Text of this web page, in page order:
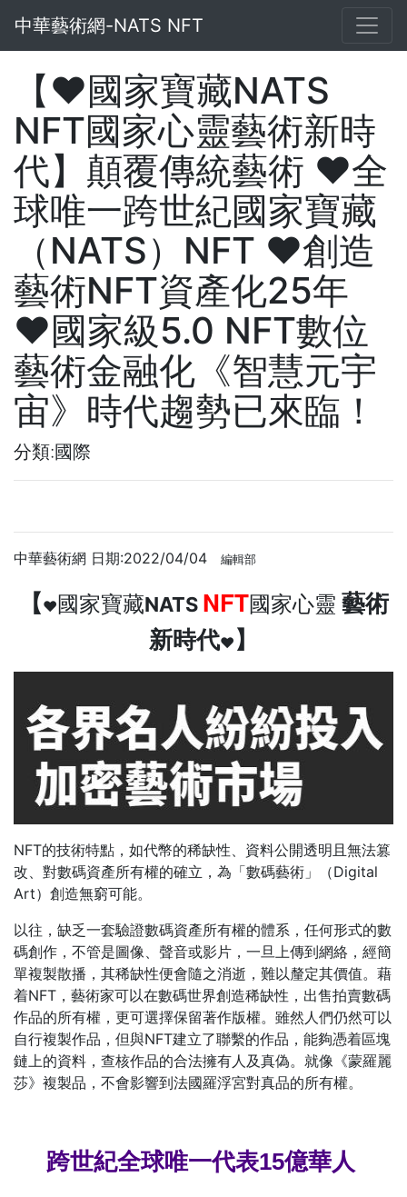
中華藝術網-NATS NFT
【❤️國家寶藏NATS
NFT國家心靈藝術新時
代】顛覆傳統藝術 ❤️全
球唯一跨世紀國家寶藏
（NATS）NFT ❤️創造
藝術NFT資產化25年
❤️國家級5.0 NFT數位
藝術金融化《智慧元宇
宙》時代趨勢已來臨！
分類:國際
中華藝術網 日期:2022/04/04 編輯部
【❤️國家寶藏NATS NFT國家心靈 藝術
新時代❤️ 】
NFT的技術特點，如代幣的稀缺性、資料公開透明且無法篡
改、對數碼資產所有權的確立，為「數碼藝術」（Digital
Art）創造無窮可能。
以往，缺乏一套驗證數碼資產所有權的體系，任何形式的數
碼創作，不管是圖像、聲音或影片，一旦上傳到網絡，經簡
單複製散播，其稀缺性便會隨之消逝，難以釐定其價值。藉
着NFT，藝術家可以在數碼世界創造稀缺性，出售拍賣數碼
作品的所有權，更可選擇保留著作版權。雖然人們仍然可以
自行複製作品，但與NFT建立了聯繫的作品，能夠憑着區塊
鏈上的資料，查核作品的合法擁有人及真偽。就像《蒙羅麗
莎》複製品，不會影響到法國羅浮宮對真品的所有權。
跨世紀全球唯一代表15億華人